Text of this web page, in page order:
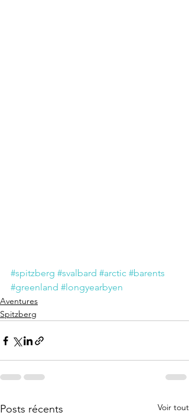
#spitzberg #svalbard #arctic #barents
#greenland #longyearbyen
Aventures
Spitzberg
Posts récents Voir tout